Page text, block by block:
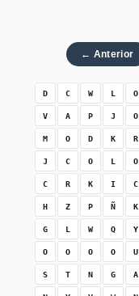
← Anterior
D C W L O
V A P J O
M O D K R
J C O L O
C R K I C
H Z P Ñ K
G L W Q Y
O O O O U
S T N G A